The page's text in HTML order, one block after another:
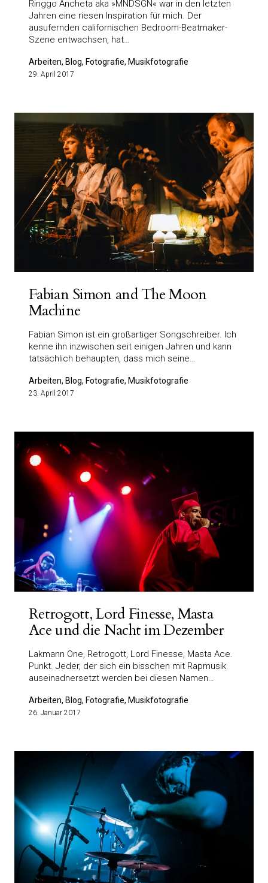
Ringgo Ancheta aka »MNDSGN« war in den letzten
Jahren eine riesen Inspiration für mich. Der
ausufernden californischen Bedroom-Beatmaker-
Szene entwachsen, hat…
Arbeiten, Blog, Fotografie, Musikfotografie
29. April 2017
Fabian Simon and The Moon
Machine
Fabian Simon ist ein großartiger Songschreiber. Ich
kenne ihn inzwischen seit einigen Jahren und kann
tatsächlich behaupten, dass mich seine…
Arbeiten, Blog, Fotografie, Musikfotografie
23. April 2017
Retrogott, Lord Finesse, Masta
Ace und die Nacht im Dezember
Lakmann One, Retrogott, Lord Finesse, Masta Ace.
Punkt. Jeder, der sich ein bisschen mit Rapmusik
auseinadnersetzt werden bei diesen Namen…
Arbeiten, Blog, Fotografie, Musikfotografie
26. Januar 2017